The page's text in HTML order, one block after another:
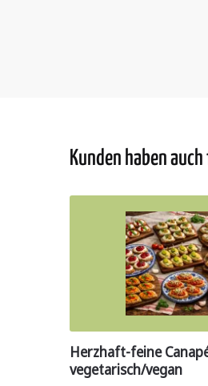
Kunden haben
Herzhaft-feine
vegetarisch/vegan